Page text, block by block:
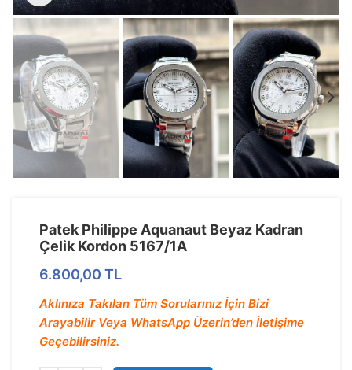
Patek Philippe Aquanaut Beyaz Kadran
Çelik Kordon 5167/1A
6.800,00 TL
Aklınıza Takılan Tüm Sorularınız İçin Bizi
Arayabilir Veya WhatsApp Üzerin’den İletişime
Geçebilirsiniz.